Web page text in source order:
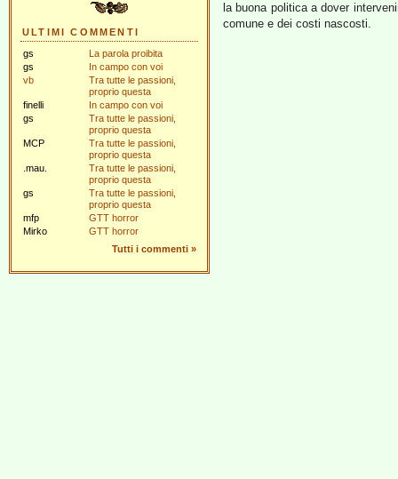
ULTIMI COMMENTI
gs
La parola proibita
gs
In campo con voi
vb
Tra tutte le passioni,
proprio questa
finelli
In campo con voi
gs
Tra tutte le passioni,
proprio questa
MCP
Tra tutte le passioni,
proprio questa
.mau.
Tra tutte le passioni,
proprio questa
gs
Tra tutte le passioni,
proprio questa
mfp
GTT horror
Mirko
GTT horror
Tutti i commenti »
la buona politica a dover
comune e dei costi nascosti.